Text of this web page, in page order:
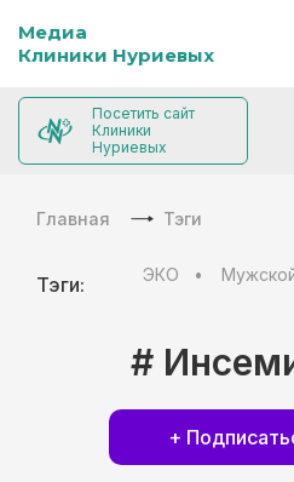
Медиа
Клиники Нуриевых
Посетить сайт
Клиники
Нуриевых
Главная Тэги
Тэги: ЭКО
#
+